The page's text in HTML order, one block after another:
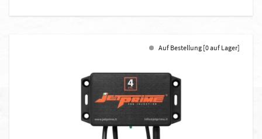
Auf Bestellung [0 auf Lager]